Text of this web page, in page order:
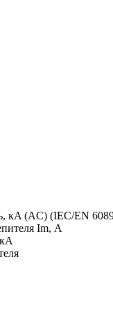
кA (AC) (IEC/EN
Im, А